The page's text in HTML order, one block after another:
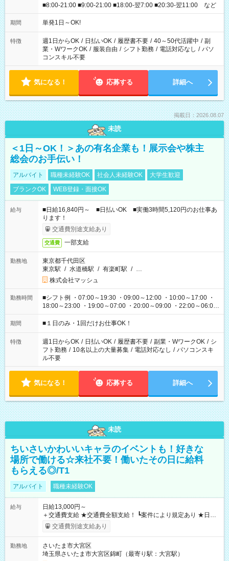
■8:00-21:00 ■9:00-21:00 ■18:00-翌7:00 ■20:30-翌11:00 など
期間 単発1日～OK!
特徴 週1日からOK / 日払いOK / 履歴書不要 / 40～50代活躍中 / 副
業・WワークOK / 服装自由 / シフト勤務 / 電話対応なし / パソ
コンスキル不要
気になる！ 応募する 詳細へ
掲載日：2026.08.07
未読
＜1日～OK！＞あの有名企業も！展示会や株主
総会のお手伝い！
アルバイト 職種未経験OK 社会人未経験OK
大学生歓迎
ブランクOK
WEB登録・面接OK
給与
■日給16,840円～ ■日払いOK ■実働3時間5,120円のお仕事あ
ります！
交通費別途支給あり
交通費 一部支給
勤務地
東京都千代田区
東京駅 / 水道橋駅 / 有楽町駅 / …
株式会社マッシュ
勤務時間
■シフト例 ・07:00～19:30 ・09:00～12:00 ・10:00～17:00 ・
18:00～23:00 ・19:00～07:00 ・20:00～09:00 ・22:00～06:00
etc ★最短で3時間で5,120円のお仕事から 15時間で2万円近く稼
げるお仕事も！ ご希望のお時間に合わせてご紹介！ ※シフトは
ください！
期間 ■１日のみ・1回だけお仕事OK！
特徴 週1日からOK / 日払いOK / 履歴書不要 / 副業・WワークOK / シ
フト勤務 / 10名以上の大量募集 / 電話対応なし / パソコンスキ
ル不要
気になる！ 応募する 詳細へ
未読
ちいさいかわいいキャラのイベントも！好きな
場所で働ける☆来社不要！働いたその日に給料
もらえる◎/T1
アルバイト 職種未経験OK
給与
日給13,000円～
＋交通費支給 ★交通費全額支給！ ┗案件により規定あり ★日払
いOK！（規定あり） ┗働いたその日に現金GET♪ お仕事後はコ
ンビニATMから 日払い分を引き落とせます！ 【試用期間】試
交通費別途支給あり
勤務地
さいたま市大宮区
埼玉県さいたま市大宮区錦町（最寄り駅：大宮駅）